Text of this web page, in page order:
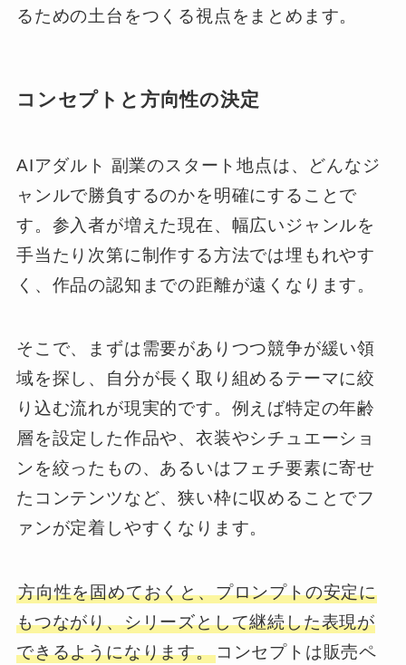
るための土台をつくる視点をまとめます。
コンセプトと方向性の決定
AIアダルト 副業のスタート地点は、どんなジ
ャンルで勝負するのかを明確にすることで
す。参入者が増えた現在、幅広いジャンルを
手当たり次第に制作する方法では埋もれやす
く、作品の認知までの距離が遠くなります。
そこで、まずは需要がありつつ競争が緩い領
域を探し、自分が長く取り組めるテーマに絞
り込む流れが現実的です。例えば特定の年齢
層を設定した作品や、衣装やシチュエーショ
ンを絞ったもの、あるいはフェチ要素に寄せ
たコンテンツなど、狭い枠に収めることでフ
ァンが定着しやすくなります。
方向性を固めておくと、プロンプトの安定に
もつながり、シリーズとして継続した表現が
できるようになります。コンセプトは販売ペ